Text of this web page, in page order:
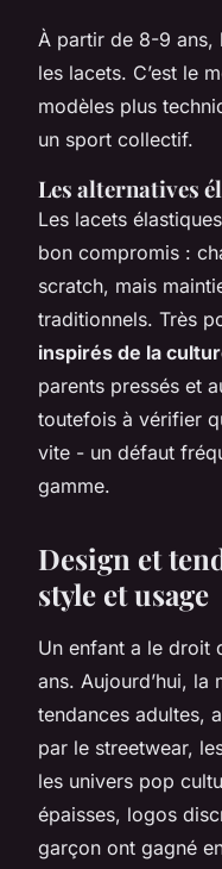
À partir de 8-9 ans,
les lacets. C’est le
modèles plus
un sport collectif.
Les alternatives
Les lacets
bon compromis :
scratch, mais
traditionnels. Très
inspirés de la
parents pressés et
toutefois à vérifier
vite - un défaut
gamme.
Design et
style et usage
Un enfant a le droit
ans. Aujourd’hui, la
tendances adultes,
par le streetwear,
les univers pop
épaisses, logos
garçon ont gagné